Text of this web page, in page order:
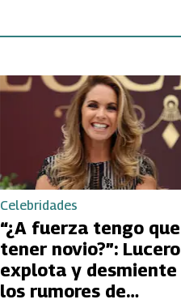
Celebridades
“¿A fuerza tengo que
tener novio?”: Lucero
explota y desmiente
los rumores de